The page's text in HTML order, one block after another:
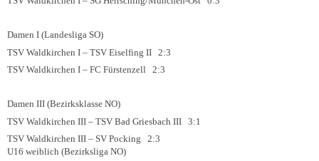
Damen I (Landesliga SO)
TSV Waldkirchen I – TSV Eiselfing II 2:3
TSV Waldkirchen I – FC Fürstenzell 2:3
Damen III (Bezirksklasse NO)
TSV Waldkirchen III – TSV Bad Griesbach III 3:1
TSV Waldkirchen III – SV Pocking 2:3
U16 weiblich (Bezirksliga NO)